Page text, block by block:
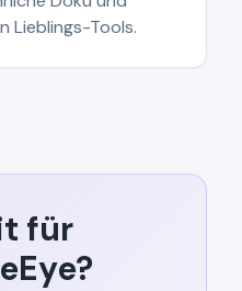
Lieblings-Tools.
für